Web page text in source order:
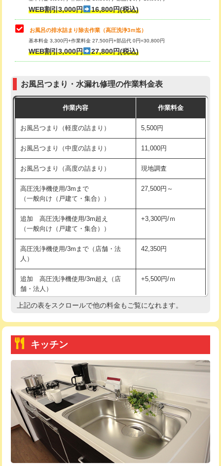
小便器トイレ脱着
その他部品の脱着 8,800円～
交換・取付（タンク）
交換・取付（普通便座） 11,000円+材料費
交換・取付（温水洗浄便座） 16,500円+材料費
交換・取付(単水栓（壁付・デッキ
式）)
13,200円+材料費
交換・取付(混合水栓（壁付・デッキ
式・ワンホール）)
16,500円+材料費
交換・取付(排水栓・排水トラップ
（P/S/ポップアップ））
22,000円+材料費
交換・取付（その他部品） 11,000円+材料費
持込商品取付（単水栓） 13,200円
持込商品取付（混合水栓）
持込商品取付（浄水器・分岐水栓） 16,500円
持込商品取付（温水洗浄便座） 22,000円
持込商品取付（普通便座⇔温水洗浄便
22,000円
給水管工事※（ホール加工)
給水管工事※（バンド止め) 3,300円
給水管工事※（支持金具設置) 5,500円
給水管工事※（保温材使用（バンド止
め込み）)
5,500円
給水管工事※（土の掘削・埋め戻し作
11,000円
WEB割引3,000円 16,800円(税込)
お風呂の排水詰まり除去作業（高圧洗浄3ｍ迄）
基本料金 3,300円+作業料金 27,500円+部品代 0円=30,800円
WEB割引3,000円 27,800円(税込)
お風呂つまり・水漏れ修理の作業料金表
作業内容 作業料金
お風呂つまり（軽度の詰まり） 5,500円
お風呂つまり（中度の詰まり） 11,000円
お風呂つまり（高度の詰まり） 現地調査
高圧洗浄機使用/3mまで
（一般向け（戸建て・集合））
27,500円～
追加 高圧洗浄機使用/3m超え
（一般向け（戸建て・集合））
+3,300円/ｍ
高圧洗浄機使用/3mまで（店舗・法
人）
42,350円
追加 高圧洗浄機使用/3m超え（店
舗・法人）
+5,500円/ｍ
高度高圧洗浄換 現地調査
トーラー機使用/3mまで
追加トーラー機使用/3m超え +3,300円
カメラ調査 33,000円
桝清掃 8,800円
止水・漏水調査・防水処理・清掃・修
理・調整・分解・加工など（軽作業）
11,000円
止水・漏水調査・防水処理・清掃・修
22,000円
上記の表をスクロールで他の料金もご覧になれます。
キッチン